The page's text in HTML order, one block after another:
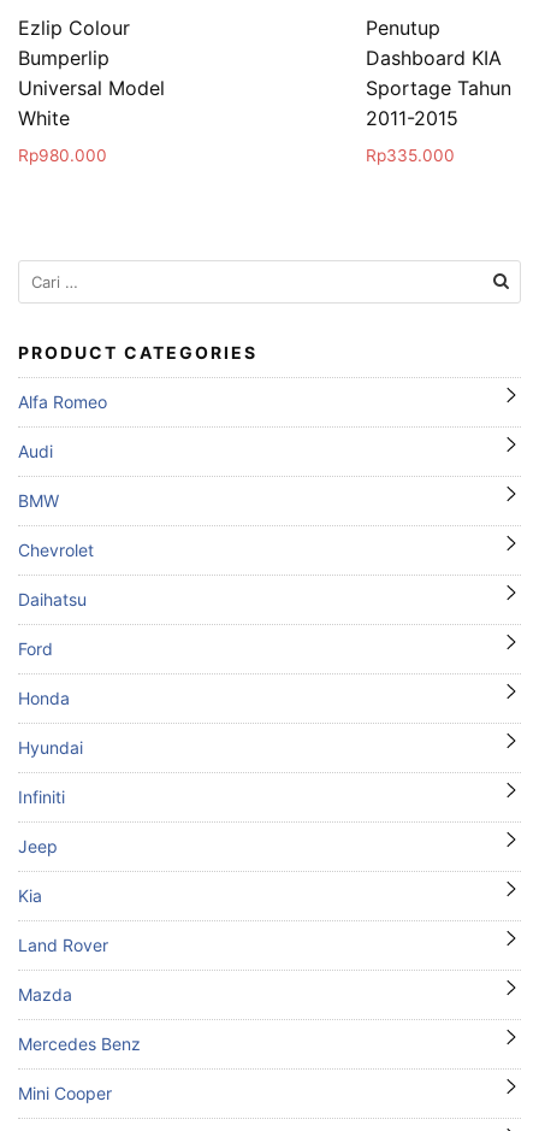
Ezlip Colour
Bumperlip
Universal Model
White
Rp980.000
Penutup
Dashboard KIA
Sportage Tahun
2011-2015
Rp335.000
Cari
untuk:
PRODUCT CATEGORIES
Alfa Romeo
Audi
BMW
Chevrolet
Daihatsu
Ford
Honda
Hyundai
Infiniti
Jeep
Kia
Land Rover
Mazda
Mercedes Benz
Mini Cooper